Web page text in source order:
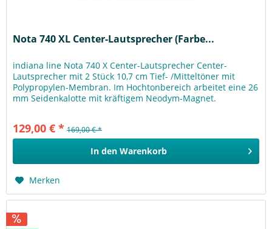
Nota 740 XL Center-Lautsprecher (Farbe...
indiana line Nota 740 X Center-Lautsprecher Center-
Lautsprecher mit 2 Stück 10,7 cm Tief- /Mitteltöner mit
Polypropylen-Membran. Im Hochtonbereich arbeitet eine 26
mm Seidenkalotte mit kräftigem Neodym-Magnet.
129,00 € * 169,00 € *
In den Warenkorb
Merken